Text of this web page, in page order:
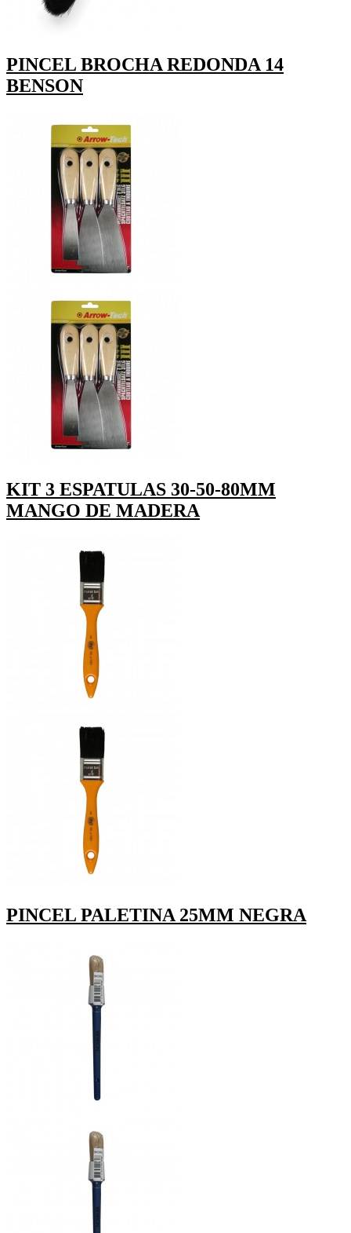
PINCEL BROCHA REDONDA 14
BENSON
KIT 3 ESPATULAS 30-50-80MM
MANGO DE MADERA
PINCEL PALETINA 25MM NEGRA